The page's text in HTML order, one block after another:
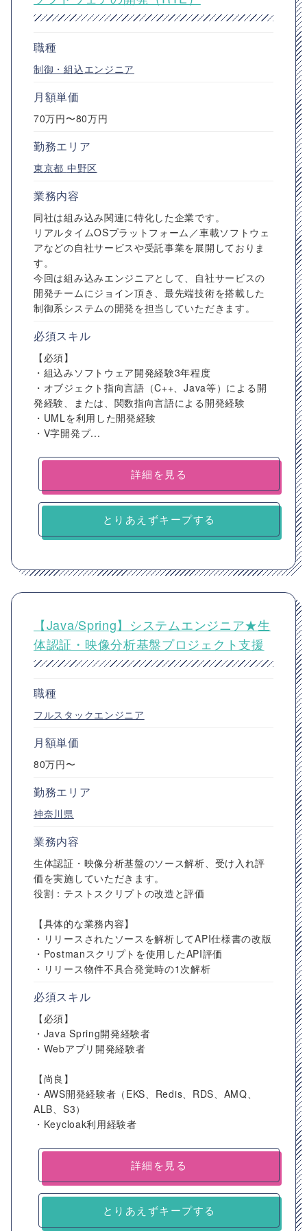
職種
制御・組込エンジニア
月額単価
70万円〜80万円
勤務エリア
東京都 中野区
業務内容
同社は組み込み関連に特化した企業です。
リアルタイムOSプラットフォーム／車載ソフトウェ
アなどの自社サービスや受託事業を展開しておりま
す。
今回は組み込みエンジニアとして、自社サービスの
開発チームにジョイン頂き、最先端技術を搭載した
制御系システムの開発を担当していただきます。
必須スキル
【必須】
・組込みソフトウェア開発経験3年程度
・オブジェクト指向言語（C++、Java等）による開
発経験、または、関数指向言語による開発経験
・UMLを利用した開発経験
・V字開発プ...
詳細を見る
とりあえずキープする
【Java/Spring】システムエンジニア★生
体認証・映像分析基盤プロジェクト支援
職種
フルスタックエンジニア
月額単価
80万円〜
勤務エリア
神奈川県
業務内容
生体認証・映像分析基盤のソース解析、受け入れ評
価を実施していただきます。
役割：テストスクリプトの改造と評価
【具体的な業務内容】
・リリースされたソースを解析してAPI仕様書の改版
・Postmanスクリプトを使用したAPI評価
・リリース物件不具合発覚時の1次解析
必須スキル
【必須】
・Java Spring開発経験者
・Webアプリ開発経験者
【尚良】
・AWS開発経験者（EKS、Redis、RDS、AMQ、
ALB、S3）
・Keycloak利用経験者
詳細を見る
とりあえずキープする